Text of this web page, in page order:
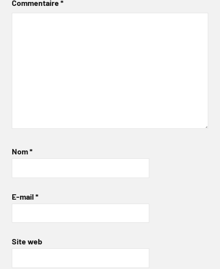
Commentaire*
Nom*
E-mail *
Site web